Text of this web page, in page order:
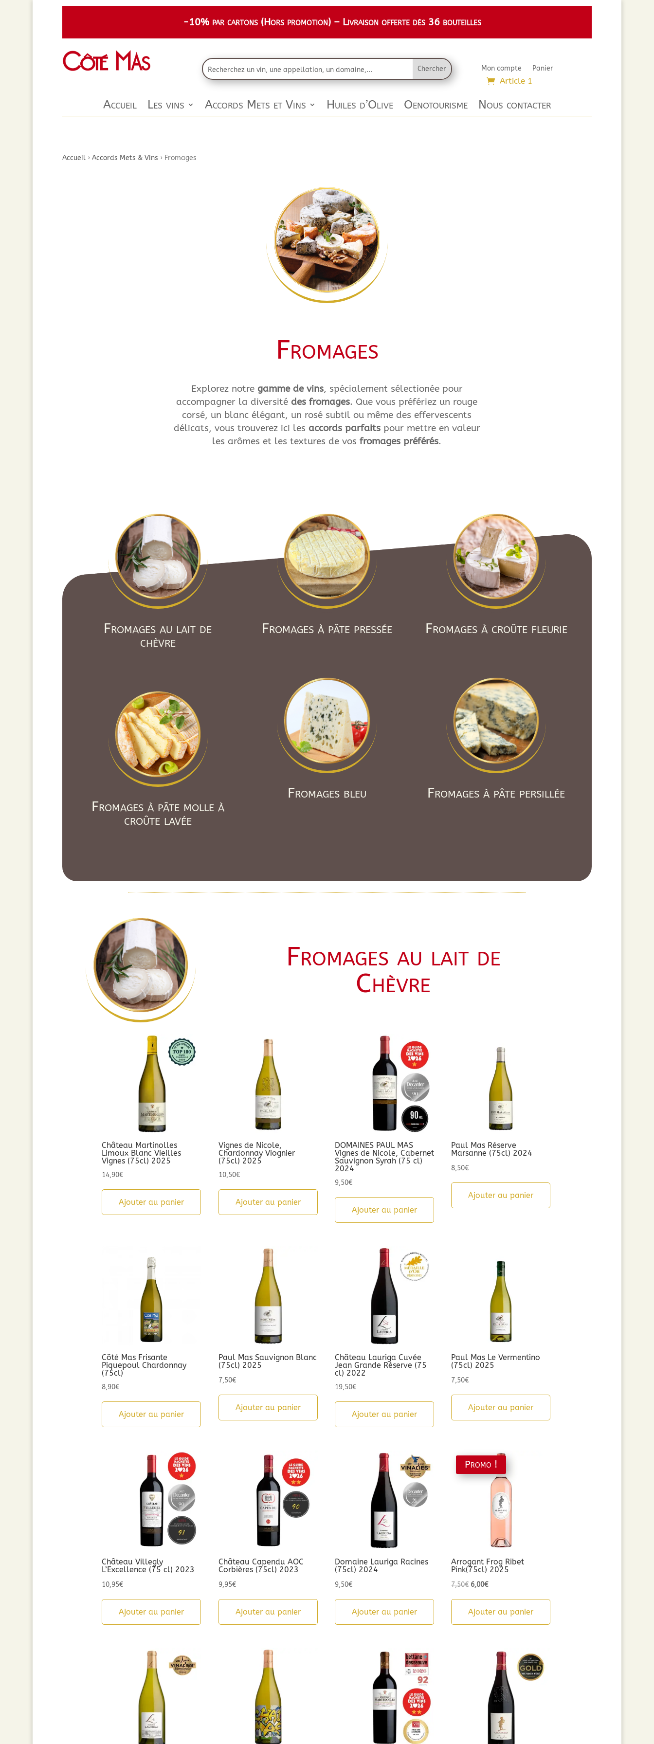
-10% par cartons (Hors promotion) – Livraison offerte dès 36 bouteilles
Mon compte Panier
Article 1
Accueil Les vins Accords Mets et Vins Huiles d’Olive Oenotourisme Nous contacter
Accueil› Accords Mets & Vins › Fromages
Fromages
Explorez notre gamme de vins, spécialement sélectionée pour
accompagner la diversité des fromages. Que vous préfériez un rouge
corsé, un blanc élégant, un rosé subtil ou même des effervescents
délicats, vous trouverez ici les accords parfaitspour mettre en valeur
les arômes et les textures de vosfromages préférés.
Fromages au lait de
chèvre
Fromages à pâte molle à
croûte lavée
Fromages à pâte pressée
Fromages bleu
Fromages à croûte fleurie
Fromages à pâte persillée
Fromages au lait de
Chèvre
Château Martinolles
Limoux Blanc Vieilles
Vignes (75cl) 2025
14,90€
Ajouter au panier
Vignes de Nicole,
Chardonnay Viognier
(75cl) 2025
10,50€
Ajouter au panier
DOMAINES PAUL MAS
Vignes de Nicole, Cabernet
Sauvignon Syrah (75 cl)
2024
9,50€
Ajouter au panier
Paul Mas Réserve
Marsanne (75cl) 2024
8,50€
Ajouter au panier
Côté Mas Frisante
Piquepoul Chardonnay
(75cl)
8,90€
Ajouter au panier
Paul Mas Sauvignon Blanc
(75cl) 2025
7,50€
Ajouter au panier
Château Lauriga Cuvée
Jean Grande Réserve (75
cl) 2022
19,50€
Ajouter au panier
Paul Mas Le Vermentino
(75cl) 2025
7,50€
Ajouter au panier
Château Villegly
L’Excellence (75 cl) 2023
10,95€
Ajouter au panier
Château Capendu AOC
Corbières (75cl) 2023
9,95€
Ajouter au panier
Domaine Lauriga Racines
(75cl) 2024
9,50€
Ajouter au panier
Promo !
Arrogant Frog Ribet
Pink(75cl) 2025
7,50€ Le
initial
6,00€Le
actuel
Ajouter au panier